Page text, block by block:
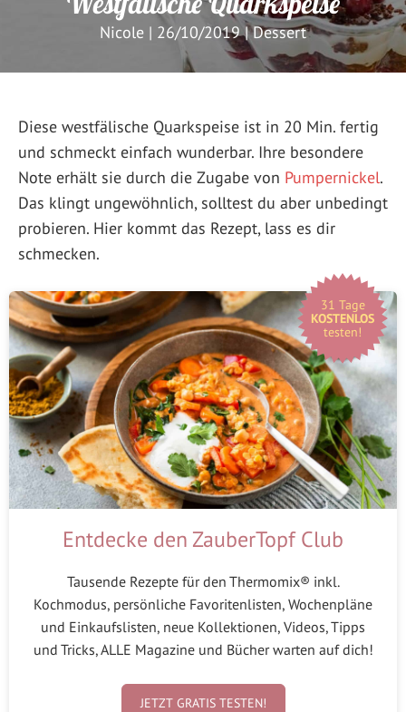
Nicole | 26/10/2019|Dessert
Diese westfälische Quarkspeise ist in 20 Min. fertig
und schmeckt einfach wunderbar. Ihre besondere
Note erhält sie durch die Zugabe von Pumpernickel.
Das klingt ungewöhnlich, solltest du aber unbedingt
probieren. Hier kommt das Rezept, lass es dir
schmecken.
31 Tage
KOSTENLOS
testen!
Entdecke den ZauberTopf Club
Tausende Rezepte für den Thermomix® inkl.
Kochmodus, persönliche Favoritenlisten, Wochenpläne
und Einkaufslisten, neue Kollektionen, Videos, Tipps
und Tricks, ALLE Magazine und Bücher warten auf dich!
JETZT GRATIS TESTEN!